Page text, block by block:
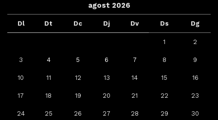
agost 2026
Dl Dt Dc Dj Dv Ds Dg
1 2
3 4 5 6 7 8 9
10 11 12 13 14 15 16
17 18 19 20 21 22 23
24 25 26 27 28 29 30